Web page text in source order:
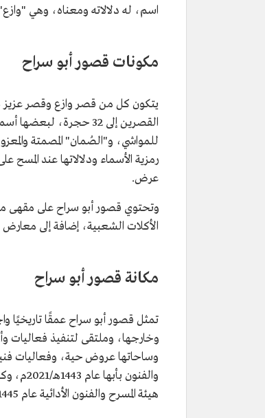
اسم، له دلالاته ومعناه، وهي
مكونات قصور أبو سراح
يتكون كل من قصر وازع وقصر
القصرين إلى 32
للمواشي، و"الصُمان" المصمتة
رمزية الأسماء ودلالاتها عند
عرض.
وتحتوي قصور أبو سراح على مقهى
الأكلات الشعبية، إضافة إلى
مكانة قصور أبو سراح
تمثل قصور أبو سراح عمقًا تاريخيًا
وخارجها، وملتقى لتنفيذ فعاليات
وساحاتها عروض حية، وفعاليات فنية
هيئة المسرح والفنون الأدائية عام 1445هـ/2024م.